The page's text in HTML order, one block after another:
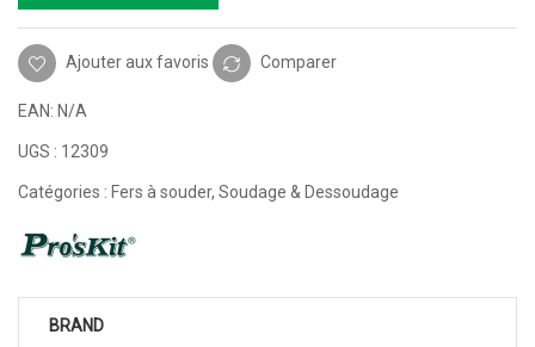
Ajouter aux favoris Comparer
EAN: N/A
UGS : 12309
Catégories : Fers à souder, Soudage & Dessoudage
BRAND